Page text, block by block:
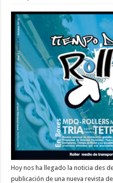
Hoy nos ha llegado la noticia des
publicación de una nueva revista